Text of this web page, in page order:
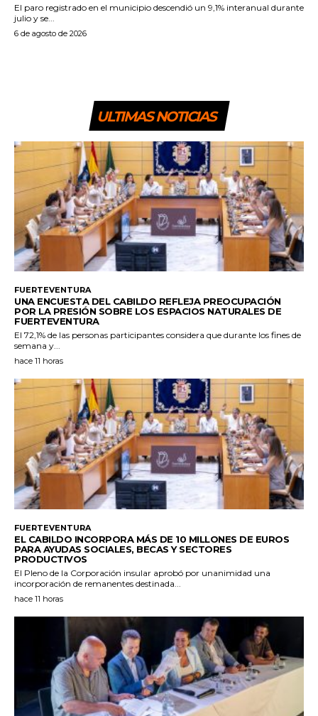
El paro registrado en el municipio descendió un 9,1% interanual durante
julio y se...
6 de agosto de 2026
ULTIMAS NOTICIAS
FUERTEVENTURA
UNA ENCUESTA DEL CABILDO REFLEJA PREOCUPACIÓN
POR LA PRESIÓN SOBRE LOS ESPACIOS NATURALES DE
FUERTEVENTURA
El 72,1% de las personas participantes considera que durante los fines de
semana y...
hace 11 horas
FUERTEVENTURA
EL CABILDO INCORPORA MÁS DE 10 MILLONES DE EUROS
PARA AYUDAS SOCIALES, BECAS Y SECTORES
PRODUCTIVOS
El Pleno de la Corporación insular aprobó por unanimidad una
incorporación de remanentes destinada...
hace 11 horas